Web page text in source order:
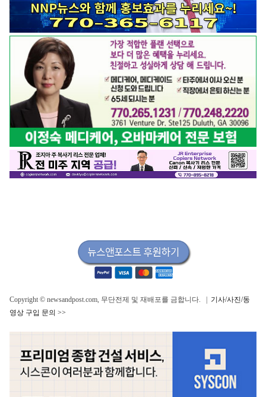
Copyright © newsandpost.com, 무단전제 및 재배포를 금합니다. | 기사/사진/동
영상 구입 문의 >>